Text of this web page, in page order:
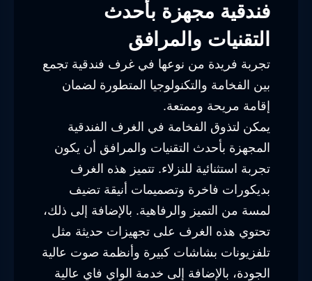
فندقية مجهزة بأحدث
التقنيات والمرافق
تجربة فريدة من نوعها في غرف فندقية تجمع
بين الفخامة والتكنولوجيا المتطورة لضمان
إقامة مريحة وممتعة.
يمكن لتذوق الفخامة في الغرف الفندقية
المجهزة بأحدث التقنيات والمرافق أن يكون
تجربة استثنائية للنزلاء. تتميز هذه الغرف
بديكورات فاخرة وتصميمات أنيقة تضيف
لمسة من التميز والرفاهية. بالإضافة إلى ذلك،
تحتوي هذه الغرف على تجهيزات حديثة مثل
تلفزيونات بشاشات كبيرة وأنظمة صوت عالية
الجودة، بالإضافة إلى خدمة الواي فاي عالية